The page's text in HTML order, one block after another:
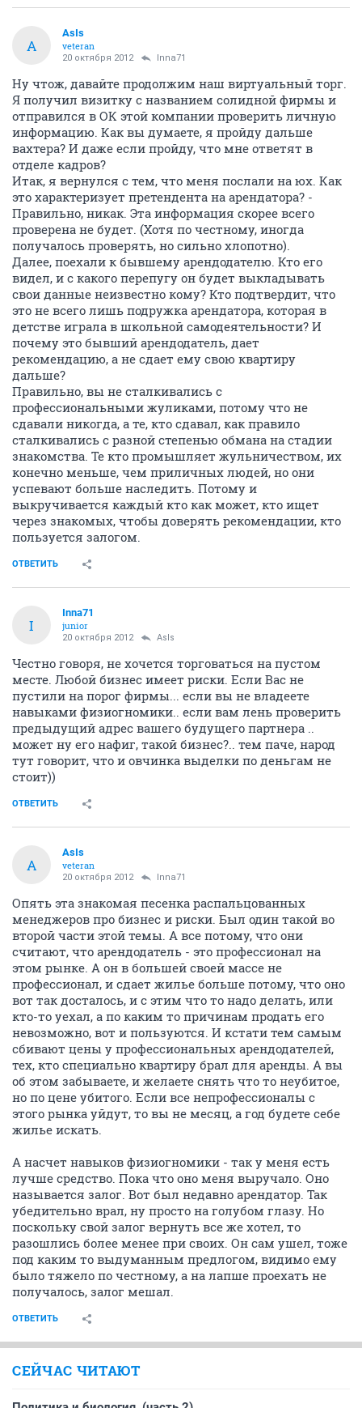
A
AsIs
veteran
20 октября 2012 Inna71
Ну чтож, давайте продолжим наш виртуальный торг.
Я получил визитку с названием солидной фирмы и
отправился в ОК этой компании проверить личную
информацию. Как вы думаете, я пройду дальше
вахтера? И даже если пройду, что мне ответят в
отделе кадров?
Итак, я вернулся с тем, что меня послали на юх. Как
это характеризует претендента на арендатора? -
Правильно, никак. Эта информация скорее всего
проверена не будет. (Хотя по честному, иногда
получалось проверять, но сильно хлопотно).
Далее, поехали к бывшему арендодателю. Кто его
видел, и с какого перепугу он будет выкладывать
свои данные неизвестно кому? Кто подтвердит, что
это не всего лишь подружка арендатора, которая в
детстве играла в школьной самодеятельности? И
почему это бывший арендодатель, дает
рекомендацию, а не сдает ему свою квартиру
дальше?
Правильно, вы не сталкивались с
профессиональными жуликами, потому что не
сдавали никогда, а те, кто сдавал, как правило
сталкивались с разной степенью обмана на стадии
знакомства. Те кто промышляет жульничеством, их
конечно меньше, чем приличных людей, но они
успевают больше наследить. Потому и
выкручивается каждый кто как может, кто ищет
через знакомых, чтобы доверять рекомендации, кто
пользуется залогом.
ОТВЕТИТЬ
I
Inna71
junior
20 октября 2012 AsIs
Честно говоря, не хочется торговаться на пустом
месте. Любой бизнес имеет риски. Если Вас не
пустили на порог фирмы... если вы не владеете
навыками физиогномики.. если вам лень проверить
предыдущий адрес вашего будущего партнера ..
может ну его нафиг, такой бизнес?.. тем паче, народ
тут говорит, что и овчинка выделки по деньгам не
стоит))
ОТВЕТИТЬ
A
AsIs
veteran
20 октября 2012 Inna71
Опять эта знакомая песенка распальцованных
менеджеров про бизнес и риски. Был один такой во
второй части этой темы. А все потому, что они
считают, что арендодатель - это профессионал на
этом рынке. А он в большей своей массе не
профессионал, и сдает жилье больше потому, что оно
вот так досталось, и с этим что то надо делать, или
кто-то уехал, а по каким то причинам продать его
невозможно, вот и пользуются. И кстати тем самым
сбивают цены у профессиональных арендодателей,
тех, кто специально квартиру брал для аренды. А вы
об этом забываете, и желаете снять что то неубитое,
но по цене убитого. Если все непрофессионалы с
этого рынка уйдут, то вы не месяц, а год будете себе
жилье искать.
А насчет навыков физиогномики - так у меня есть
лучше средство. Пока что оно меня выручало. Оно
называется залог. Вот был недавно арендатор. Так
убедительно врал, ну просто на голубом глазу. Но
поскольку свой залог вернуть все же хотел, то
разошлись более менее при своих. Он сам ушел, тоже
под каким то выдуманным предлогом, видимо ему
было тяжело по честному, а на лапше проехать не
получалось, залог мешал.
ОТВЕТИТЬ
СЕЙЧАС ЧИТАЮТ